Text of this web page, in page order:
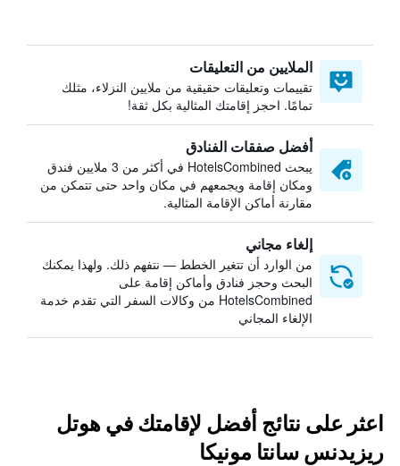
الملايين من التعليقات
تقييمات وتعليقات حقيقية من ملايين النزلاء، مثلك
تمامًا. احجز إقامتك المثالية بكل ثقة!
أفضل صفقات الفنادق
يبحث HotelsCombined في أكثر من 3 ملايين فندق
ومكان إقامة ويجمعهم في مكان واحد حتى تتمكن من
مقارنة أماكن الإقامة المثالية.
إلغاء مجاني
من الوارد أن تتغير الخطط — نتفهم ذلك. ولهذا يمكنك
البحث وحجز فنادق وأماكن إقامة على
HotelsCombined من وكالات السفر التي تقدم خدمة
الإلغاء المجاني
اعثر على نتائج أفضل لإقامتك في هوتل
ريزيدنس سانتا مونيكا